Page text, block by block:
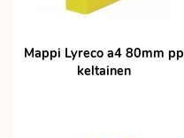
Mappi Lyreco a4 80mm pp
keltainen